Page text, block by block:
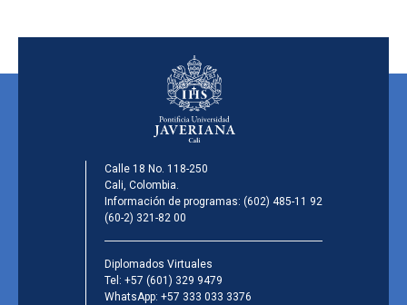
Calle 18 No. 118-250
Cali, Colombia.
Información de programas: (602) 485-11 92
(60-2) 321-82 00
Diplomados Virtuales
Tel: +57 (601) 329 9479
WhatsApp: +57 333 033 3376